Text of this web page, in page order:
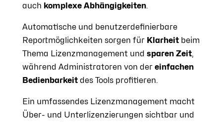
auch komplexe Abhängigkeiten.
Automatische und benutzerdefinierbare
Reportmöglichkeiten sorgen für Klarheit beim
Thema Lizenzmanagement und sparen Zeit,
während Administratoren von der einfachen
Bedienbarkeit des Tools profitieren.
Ein umfassendes Lizenzmanagement macht
Über- und Unterlizenzierungen sichtbar und